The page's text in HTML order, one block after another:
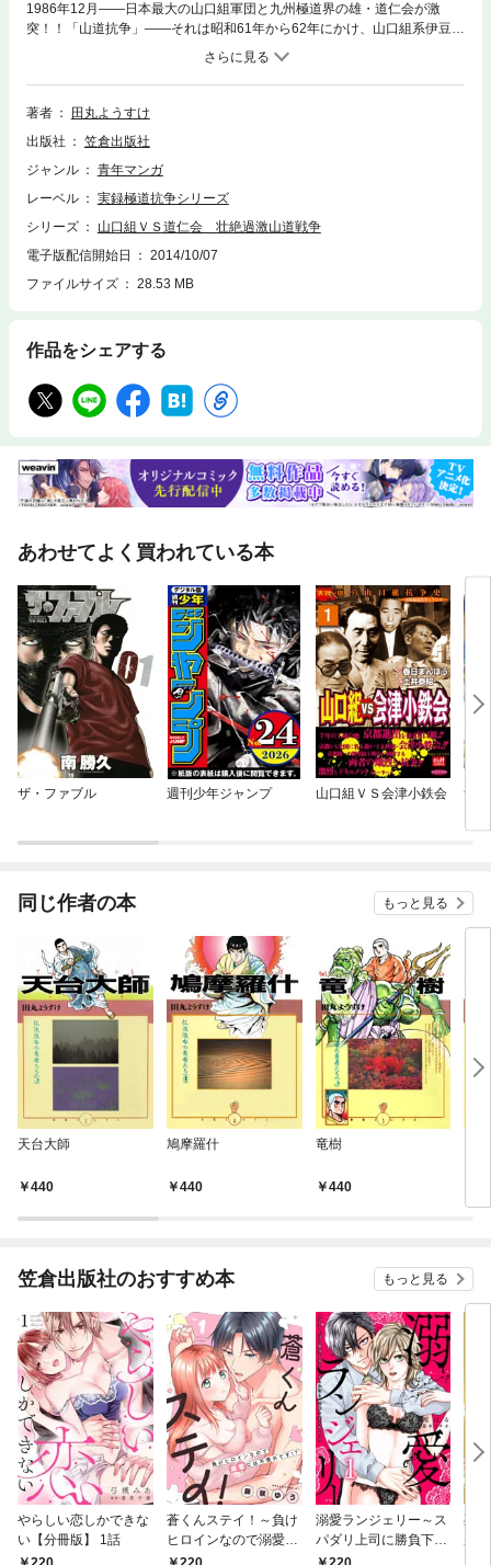
1986年12月――日本最大の山口組軍団と九州極道界の雄・道仁会が激
突！！「山道抗争」――それは昭和61年から62年にかけ、山口組系伊豆組
及び稲葉一家と福岡・久留米市を本拠とする独立組織・道仁会との間で、
九州各地を舞台として戦われた大抗争だった。極道抗争史上もっとも過酷
とも言われた抗争のドキュメントストーリー！！
著者
田丸ようすけ
出版社
笠倉出版社
ジャンル
青年マンガ
レーベル
実録極道抗争シリーズ
シリーズ
山口組ＶＳ道仁会 壮絶過激山道戦争
電子版配信開始日
2014/10/07
ファイルサイズ
28.53 MB
作品をシェアする
あわせてよく買われている本
ザ・ファブル 週刊少年ジャンプ 山口組ＶＳ会津小鉄会
ザ
ｏ
同じ作者の本 もっと見る
天台大師
440
鳩摩羅什
440
竜樹
440
笠倉出版社のおすすめ本 もっと見る
やらしい恋しかできな
い【分冊版】 1話
蒼くんステイ！～負け
ヒロインなので溺愛に
は不慣れです！？～
溺愛ランジェリー～ス
パダリ上司に勝負下着
を見られたら淫靡な恋
死
が